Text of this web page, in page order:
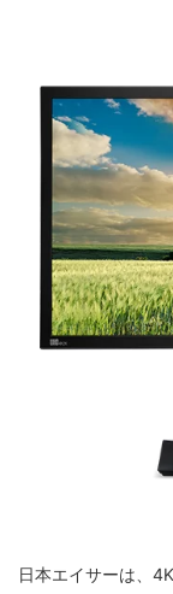
日本エイサーは、